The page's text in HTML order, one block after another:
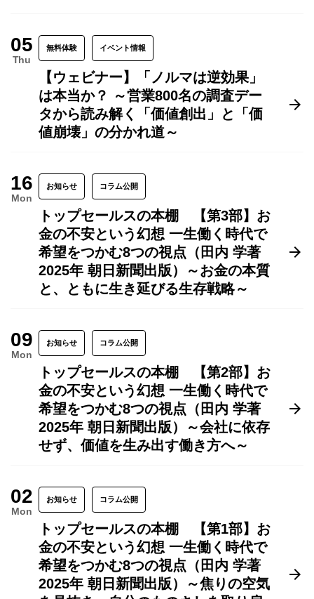
05
Thu
無料体験 イベント情報
【ウェビナー】「ノルマは逆効果」
は本当か？ ～営業800名の調査デー
タから読み解く「価値創出」と「価
値崩壊」の分かれ道～
16
Mon
お知らせ コラム公開
トップセールスの本棚 【第3部】お
金の不安という幻想 一生働く時代で
希望をつかむ8つの視点（田内 学著
2025年 朝日新聞出版）～お金の本質
と、ともに生き延びる生存戦略～
09
Mon
お知らせ コラム公開
トップセールスの本棚 【第2部】お
金の不安という幻想 一生働く時代で
希望をつかむ8つの視点（田内 学著
2025年 朝日新聞出版）～会社に依存
せず、価値を生み出す働き方へ～
02
Mon
お知らせ コラム公開
トップセールスの本棚 【第1部】お
金の不安という幻想 一生働く時代で
希望をつかむ8つの視点（田内 学著
2025年 朝日新聞出版）～焦りの空気